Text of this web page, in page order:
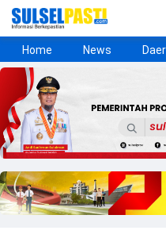
Home
News
Daerah
Ekonomi
Gaya Hidup
Kesehatan
Metro
Nasional
Hukrim
Olahraga
Politik
UMKM
Opini
Home News